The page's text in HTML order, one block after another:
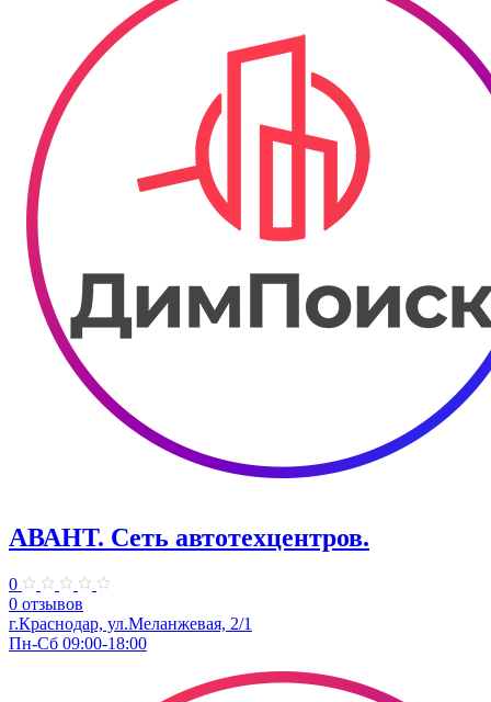
АВАНТ. ​Сеть автотехцентров.
0
0 отзывов
​г.Краснодар, ул.Меланжевая, 2/1
Пн-Сб 09:00-18:00